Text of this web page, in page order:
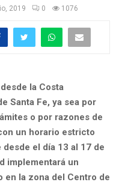
2019 0 1076
la Costa
Santa Fe, ya sea por
o por razones de
un horario estricto
el día 13 al 17 de
implementará un
en la zona del Centro de